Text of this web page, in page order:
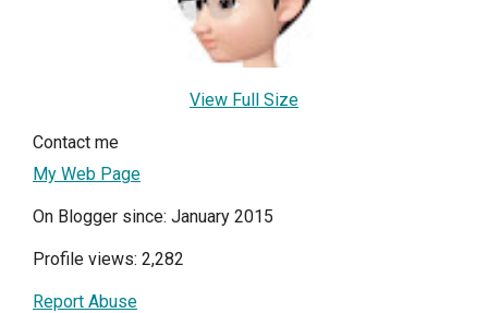
View Full Size
Contact me
My Web Page
On Blogger since: January 2015
Profile views: 2,282
Report Abuse